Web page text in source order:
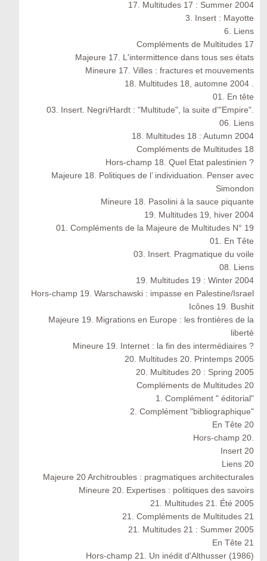
17. Multitudes 17 : Summer 2004
3. Insert : Mayotte
6. Liens
Compléments de Multitudes 17
Majeure 17. L'intermittence dans tous ses états
Mineure 17. Villes : fractures et mouvements
18. Multitudes 18, automne 2004 .
01. En tête
03. Insert. Negri/Hardt : "Multitude", la suite d'"Empire".
06. Liens
18. Multitudes 18 : Autumn 2004
Compléments de Multitudes 18
Hors-champ 18. Quel Etat palestinien ?
Majeure 18. Politiques de l’ individuation. Penser avec
Simondon
Mineure 18. Pasolini à la sauce piquante
19. Multitudes 19, hiver 2004
01. Compléments de la Majeure de Multitudes N° 19
01. En Tête
03. Insert. Pragmatique du voile
08. Liens
19. Multitudes 19 : Winter 2004
Hors-champ 19. Warschawski : impasse en Palestine/Israel
Icônes 19. Bushit
Majeure 19. Migrations en Europe : les frontières de la
liberté
Mineure 19. Internet : la fin des intermédiaires ?
20. Multitudes 20. Printemps 2005
20. Multitudes 20 : Spring 2005
Compléments de Multitudes 20
1. Complément " éditorial"
2. Complément "bibliographique"
En Tête 20
Hors-champ 20.
Insert 20
Liens 20
Majeure 20 Architroubles : pragmatiques architecturales
Mineure 20. Expertises : politiques des savoirs
21. Multitudes 21. Été 2005
21. Compléments de Multitudes 21
21. Multitudes 21 : Summer 2005
En Tête 21
Hors-champ 21. Un inédit d'Althusser (1986)